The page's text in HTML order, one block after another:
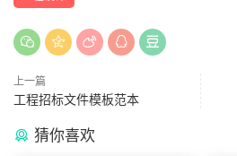
上一篇
工程招标文件模板范本
猜你喜欢